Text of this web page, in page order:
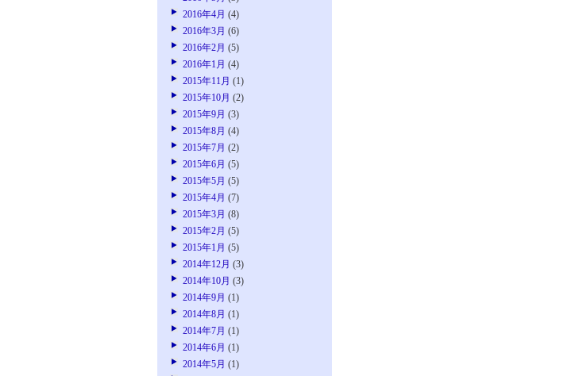
2016年4月 (4)
2016年3月 (6)
2016年2月 (5)
2016年1月 (4)
2015年11月 (1)
2015年10月 (2)
2015年9月 (3)
2015年8月 (4)
2015年7月 (2)
2015年6月 (5)
2015年5月 (5)
2015年4月 (7)
2015年3月 (8)
2015年2月 (5)
2015年1月 (5)
2014年12月 (3)
2014年10月 (3)
2014年9月 (1)
2014年8月 (1)
2014年7月 (1)
2014年6月 (1)
2014年5月 (1)